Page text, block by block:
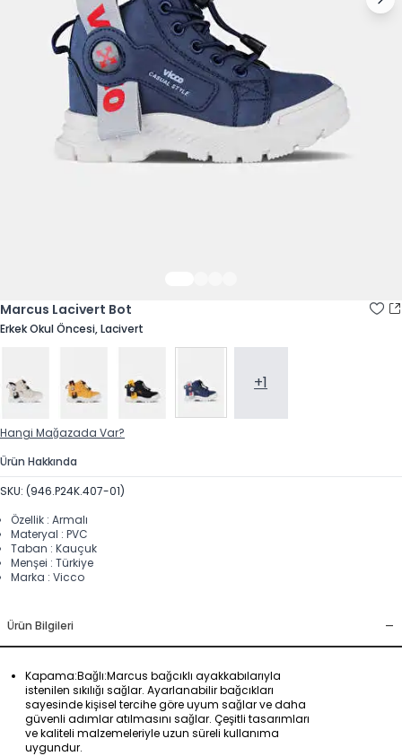
Marcus Lacivert Bot
Erkek Okul Öncesi, Lacivert
+1
Hangi Mağazada Var?
Ürün Hakkında
SKU: (946.P24K.407-01)
Özellik : Armalı
Materyal : PVC
Taban : Kauçuk
Menşei : Türkiye
Marka : Vicco
Ürün Bilgileri -
Kapama:Bağlı:Marcus bağcıklı ayakkabılarıyla
istenilen sıkılığı sağlar. Ayarlanabilir bağcıkları
sayesinde kişisel tercihe göre uyum sağlar ve daha
güvenli adımlar atılmasını sağlar. Çeşitli tasarımları
ve kaliteli malzemeleriyle uzun süreli kullanıma
uygundur.